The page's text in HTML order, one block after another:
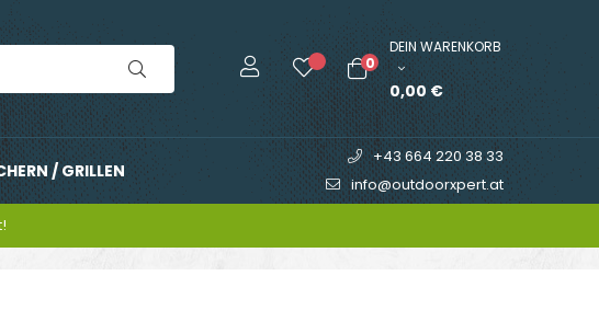
0
DEIN WARENKORB
0,00 €
/ GRILLEN
+43 664 220 38 33
info@outdoorxpert.at